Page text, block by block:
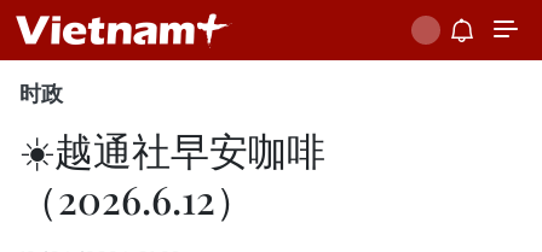
时政
☀️越通社早安咖啡
（2026.6.12）